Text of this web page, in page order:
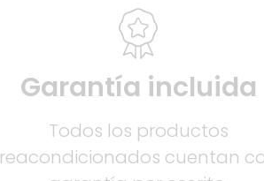
Garantía incluida
Todos los productos
reacondicionados cuentan